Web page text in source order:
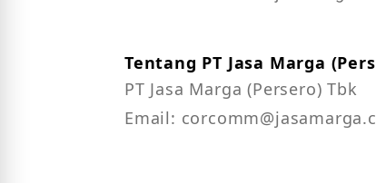
Tentang PT Jasa Marga
PT Jasa Marga (Persero) Tbk
Email: